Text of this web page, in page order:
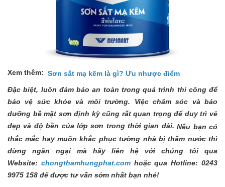
Xem thêm: Sơn sắt mạ kẽm là gì? Ưu nhược điểm
Đặc biệt, luôn đảm bảo an toàn trong quá trình thi công để
bảo vệ sức khỏe và môi trường. Việc chăm sóc và bảo
dưỡng bề mặt sơn định kỳ cũng rất quan trọng để duy trì vẻ
đẹp và độ bền của lớp sơn trong thời gian dài. Nếu bạn có
thắc mắc hay muốn khắc phục tường nhà bị thấm nước thì
đừng ngần ngại mà hãy liên hệ với chúng tôi qua
Website: chongthamhungphat.com hoặc qua Hotline: 0243
9975 158 để được tư vấn sớm nhất bạn nhé!